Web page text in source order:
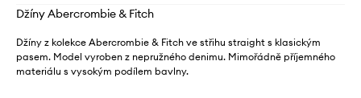
Džíny Abercrombie & Fitch
Džíny z kolekce Abercrombie & Fitch ve střihu straight s klasickým
pasem. Model vyroben z nepružného denimu. Mimořádně příjemného
materiálu s vysokým podílem bavlny.